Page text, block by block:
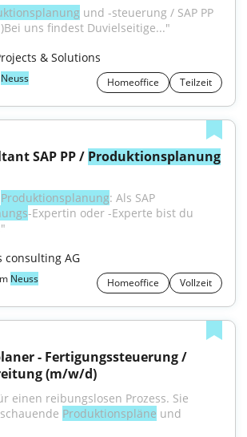
und -steuerung / SAP PP
uns findest Duvielseitige..."
& Solutions
Neuss Homeoffice Teilzeit
SAP PP / Produktionsplanung
Produktionsplanung
-Expertin oder -Experte bist du
consulting AG
Neuss Homeoffice Vollzeit
- Fertigungssteuerung /
(m/w/d)
einen reibungslosen Prozess. Sie
Produktionspläne und